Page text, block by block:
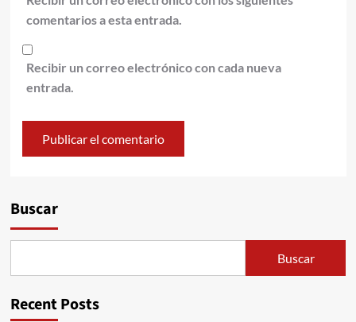
comentarios a esta entrada.
Recibir un correo electrónico con cada nueva
entrada.
Buscar
Buscar
Recent Posts